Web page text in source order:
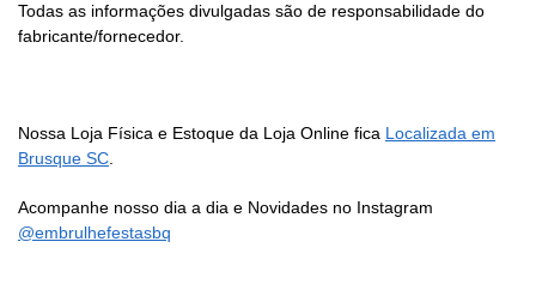
Todas as informações divulgadas são de responsabilidade do
fabricante/fornecedor.
Nossa Loja Física e Estoque da Loja Online fica Localizada em
Brusque SC
Acompanhe nosso dia a dia e Novidades no Instagram
@embrulhefestasbq